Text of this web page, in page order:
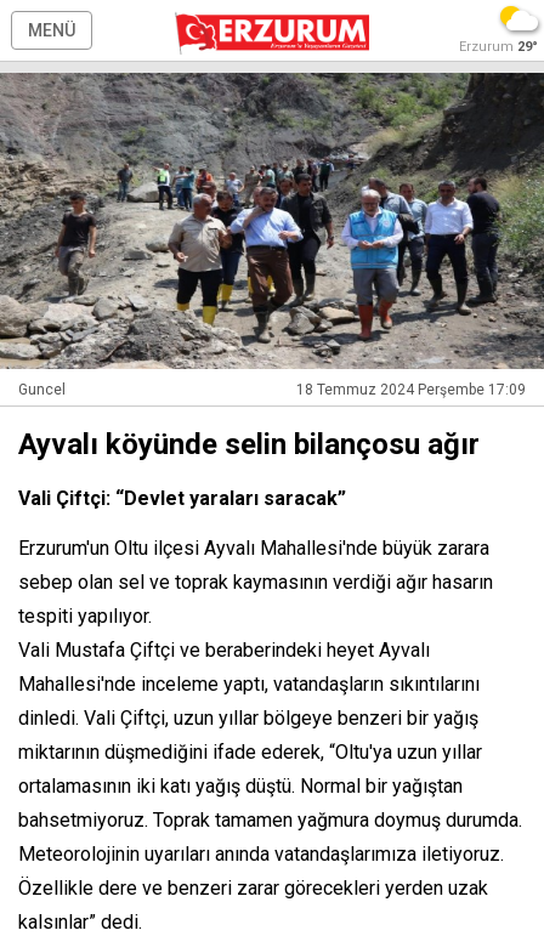
MENÜ
Erzurum 29°
Guncel 18 Temmuz 2024 Perşembe 17:09
Ayvalı köyünde selin bilançosu ağır
Vali Çiftçi: “Devlet yaraları saracak”
Erzurum'un Oltu ilçesi Ayvalı Mahallesi'nde büyük zarara
sebep olan sel ve toprak kaymasının verdiği ağır hasarın
tespiti yapılıyor.
Vali Mustafa Çiftçi ve beraberindeki heyet Ayvalı
Mahallesi'nde inceleme yaptı, vatandaşların sıkıntılarını
dinledi. Vali Çiftçi, uzun yıllar bölgeye benzeri bir yağış
miktarının düşmediğini ifade ederek, “Oltu'ya uzun yıllar
ortalamasının iki katı yağış düştü. Normal bir yağıştan
bahsetmiyoruz. Toprak tamamen yağmura doymuş durumda.
Meteorolojinin uyarıları anında vatandaşlarımıza iletiyoruz.
Özellikle dere ve benzeri zarar görecekleri yerden uzak
kalsınlar” dedi.